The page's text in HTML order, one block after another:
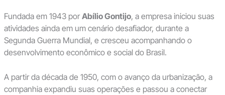
Fundada em 1943 por Abílio Gontijo, a empresa iniciou suas
atividades ainda em um cenário desafiador, durante a
Segunda Guerra Mundial, e cresceu acompanhando o
desenvolvimento econômico e social do Brasil.
A partir da década de 1950, com o avanço da urbanização, a
companhia expandiu suas operações e passou a conectar